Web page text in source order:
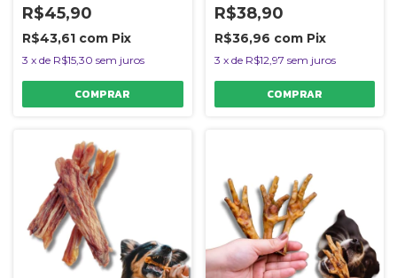
AlecrimPet
R$45,90
R$43,61 com Pix
3 x de R$15,30 sem juros
R$38,90
R$36,96 com Pix
3 x de R$12,97 sem juros